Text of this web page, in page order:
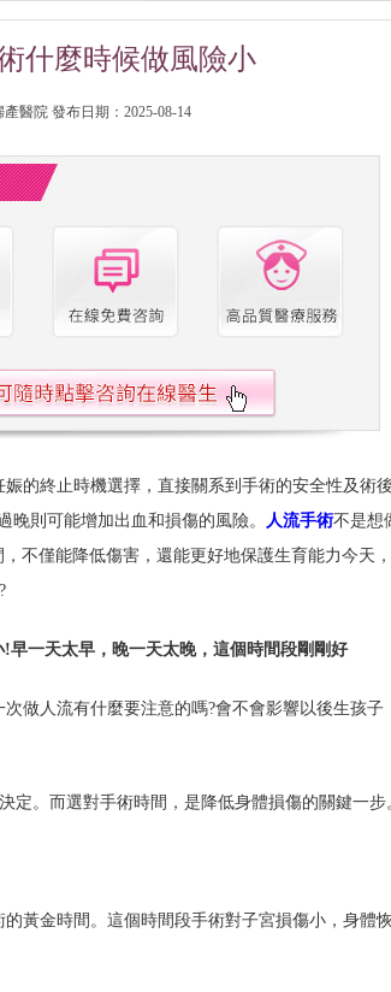
什麼時候做風險小
醫院 發布日期：2025-08-14
的終止時機選擇，直接關系到手術的安全性及術後
晚則可能增加出血和損傷的風險。
人流手術不是想
不僅能降低傷害，還能更好地保護生育能力今天，
早一天太早，晚一天太晚，這個時間段剛剛好
做人流有什麼要注意的嗎?會不會影響以後生孩子
定。而選對手術時間，是降低身體損傷的關鍵一步
黃金時間。這個時間段手術對子宮損傷小，身體恢